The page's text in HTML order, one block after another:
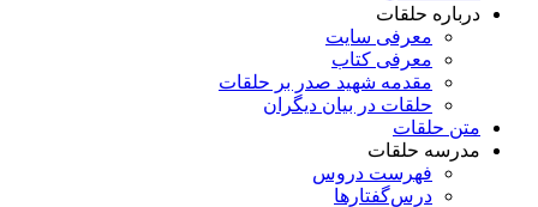
درباره حلقات
معرفی سایت
معرفی کتاب
مقدمه شهید صدر بر حلقات
حلقات در بیان دیگران
متن حلقات
مدرسه حلقات
فهرست دروس
درس‌گفتار‌ها